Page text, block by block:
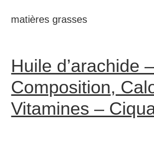
matières grasses
Huile d’arachide –
Composition,
Vitamines –